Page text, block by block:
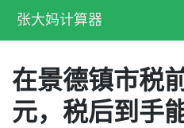
张大妈计算器
在景德镇市税
元，税后到手